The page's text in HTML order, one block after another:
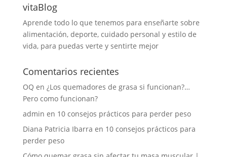
vitaBlog
Aprende todo lo que tenemos para enseñarte sobre
alimentación, deporte, cuidado personal y estilo de
vida, para puedas verte y sentirte mejor
Comentarios recientes
OQ en ¿Los quemadores de grasa si funcionan?…
Pero como funcionan?
admin en 10 consejos prácticos para perder peso
Diana Patricia Ibarra en 10 consejos prácticos para
perder peso